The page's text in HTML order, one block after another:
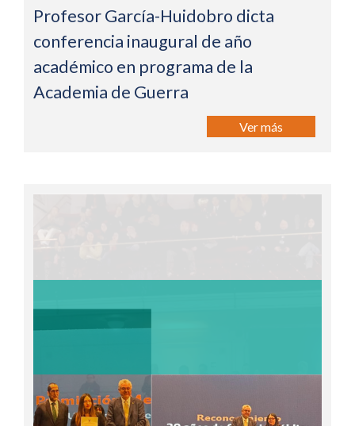
Profesor García-Huidobro dicta
conferencia inaugural de año
académico en programa de la
Academia de Guerra
Ver más